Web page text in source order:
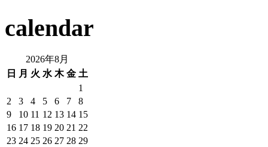
calendar
2026年8月
日
月 火 水 木 金 土
1
2
3 4 5 6 7
8
9
10 11 12 13 14 15
16 17 18 19 20 21 22
23 24 25 26 27 28 29